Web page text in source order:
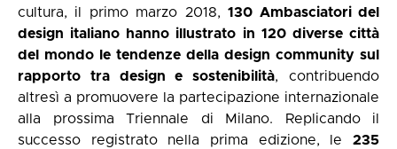
cultura, il primo marzo 2018,130 Ambasciatori del
design italiano hanno illustrato in 120 diverse città
del mondo le tendenze della design community sul
rapporto tra design e sostenibilità, contribuendo
altresì a promuovere la partecipazione internazionale
alla prossima Triennale di Milano. Replicando il
successo registrato nella prima edizione, le 235